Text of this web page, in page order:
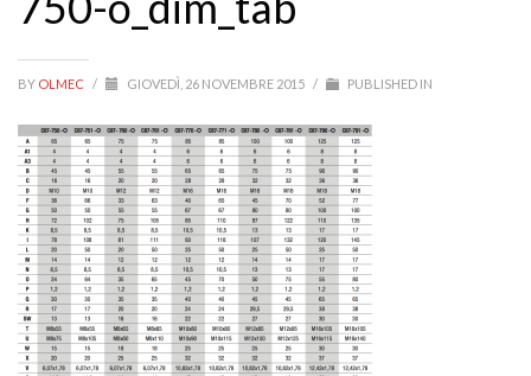
BY OLMEC / GIOVEDÌ, 26 NOVEMBRE 2015 / PUBLISHED IN